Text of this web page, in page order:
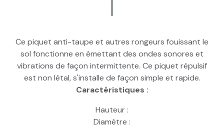
Ce piquet anti-taupe et autres rongeurs fouissant le
sol fonctionne en émettant des ondes sonores et
vibrations de façon intermittente. Ce piquet répulsif
est non létal, s'installe de façon simple et rapide.
Caractéristiques :
Hauteur :
Diamètre :